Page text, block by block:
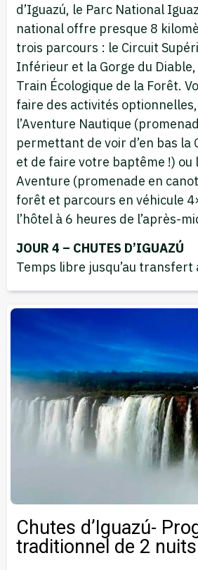
d’Iguazú, le Parc National
national offre presque 8
trois parcours : le Circuit
Inférieur et la Gorge du
Train Écologique de la Forêt.
faire des activités
l’Aventure Nautique
permettant de voir d’en bas la
et de faire votre baptême !) ou
Aventure (promenade en
forêt et parcours en véhicule
l’hôtel à 6 heures de l’après-
JOUR 4 – CHUTES D’IGUAZÚ
Temps libre jusqu’au transfert
Chutes d’Iguazú-
traditionnel de 2 nuits